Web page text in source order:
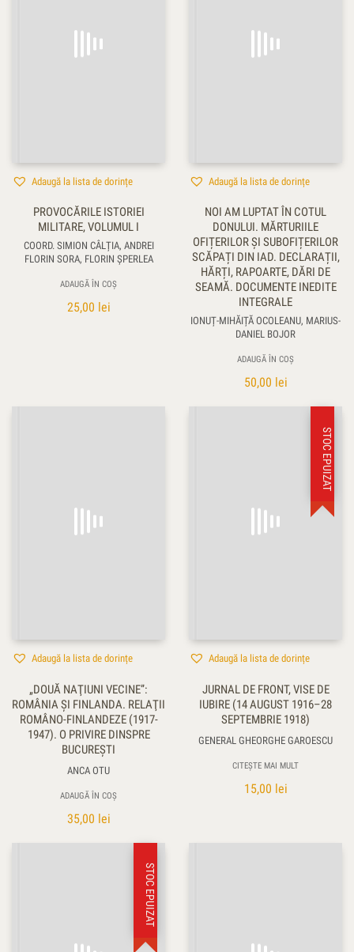
Adaugă la lista de dorințe
PROVOCĂRILE ISTORIEI
MILITARE, VOLUMUL I
COORD. SIMION CÂLȚIA, ANDREI
FLORIN SORA, FLORIN ŞPERLEA
ADAUGĂ ÎN COȘ
25,00 lei
Adaugă la lista de dorințe
NOI AM LUPTAT ÎN COTUL
DONULUI. MĂRTURIILE
OFIȚERILOR ȘI SUBOFIȚERILOR
SCĂPAȚI DIN IAD. DECLARAȚII,
HĂRȚI, RAPOARTE, DĂRI DE
SEAMĂ. DOCUMENTE INEDITE
INTEGRALE
IONUȚ-MIHĂIȚĂ OCOLEANU, MARIUS-
DANIEL BOJOR
ADAUGĂ ÎN COȘ
50,00 lei
Adaugă la lista de dorințe
„DOUĂ NAŢIUNI VECINE”:
ROMÂNIA ŞI FINLANDA. RELAŢII
ROMÂNO-FINLANDEZE (1917-
1947). O PRIVIRE DINSPRE
BUCUREŞTI
ANCA OTU
ADAUGĂ ÎN COȘ
35,00 lei
STOC EPUIZAT
Adaugă la lista de dorințe
JURNAL DE FRONT, VISE DE
IUBIRE (14 AUGUST 1916–28
SEPTEMBRIE 1918)
GENERAL GHEORGHE GAROESCU
CITEȘTE MAI MULT
15,00 lei
STOC EPUIZAT